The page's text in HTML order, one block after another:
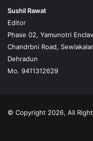
Sushil Rawat
Editor
Phase 02, Yamunotri
Chandrbni Road,
Dehradun
Mo. 9411312629
© Copyright 2026, All